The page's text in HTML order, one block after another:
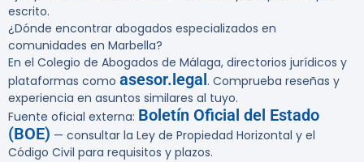
escrito.
¿Dónde encontrar abogados especializados en
comunidades en Marbella?
En el Colegio de Abogados de Málaga, directorios jurídicos y
plataformas como asesor.legal. Comprueba reseñas y
experiencia en asuntos similares al tuyo.
Fuente oficial externa: Boletín Oficial del Estado
(BOE) — consultar la Ley de Propiedad Horizontal y el
Código Civil para requisitos y plazos.